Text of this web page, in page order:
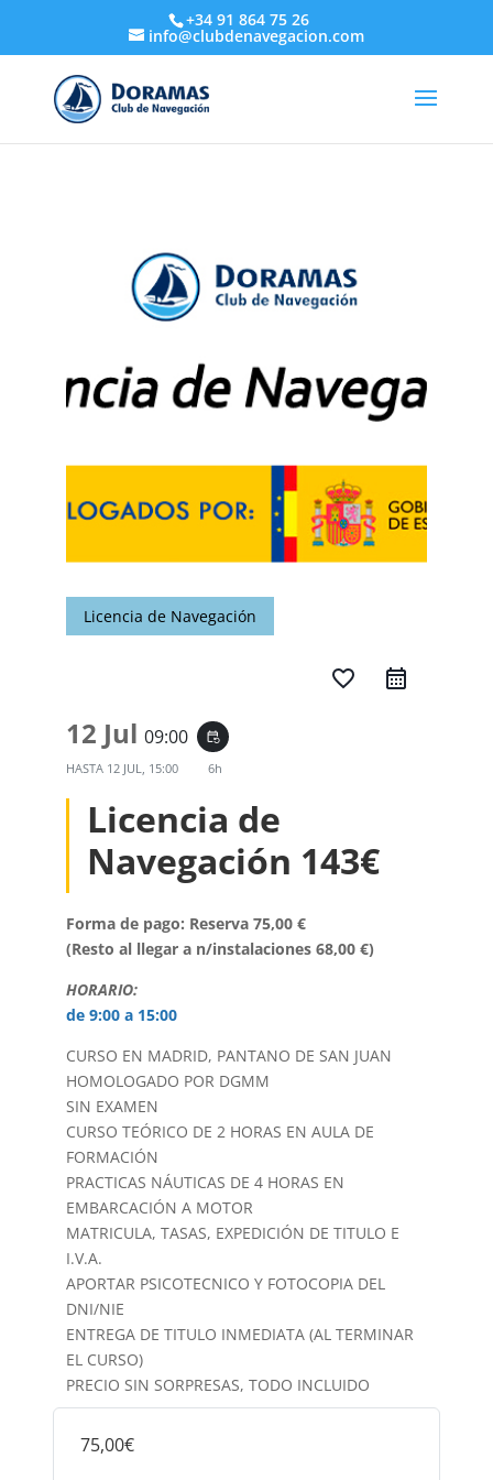
+34 91 864 75 26
info@clubdenavegacion.com
Licencia de Navegación
favorite_border
12 Jul 09:00 event_repeat
HASTA 12 JUL, 15:00 6h
Licencia de
Navegación 143€
Forma de pago: Reserva 75,00 €
(Resto al llegar a n/instalaciones 68,00 €)
HORARIO:
de 9:00 a 15:00
CURSO EN MADRID, PANTANO DE SAN JUAN
HOMOLOGADO POR DGMM
SIN EXAMEN
CURSO TEÓRICO DE 2 HORAS EN AULA DE
FORMACIÓN
PRACTICAS NÁUTICAS DE 4 HORAS EN
EMBARCACIÓN A MOTOR
MATRICULA, TASAS, EXPEDICIÓN DE TITULO E
I.V.A.
APORTAR PSICOTECNICO Y FOTOCOPIA DEL
DNI/NIE
ENTREGA DE TITULO INMEDIATA (AL TERMINAR
EL CURSO)
PRECIO SIN SORPRESAS, TODO INCLUIDO
75,00€